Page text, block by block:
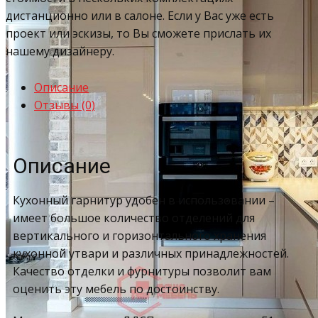
дистанционно или в салоне. Если у Вас уже есть
проект или эскизы, то Вы сможете прислать их
нашему дизайнеру.
Описание
Отзывы (0)
Описание
Кухонный гарнитур удобен в использовании –
имеет большое количество отделений для
вертикального и горизонтального хранения
кухонной утвари и различных принадлежностей.
Качество отделки и фурнитуры позволит вам
оценить эту мебель по достоинству.